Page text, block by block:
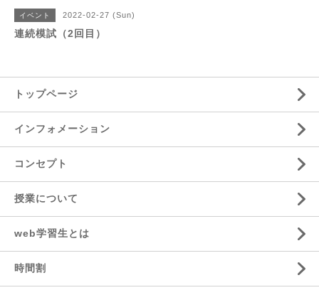
イベント 2022-02-27 (Sun)
連続模試（2回目）
トップページ
インフォメーション
コンセプト
授業について
web学習生とは
時間割